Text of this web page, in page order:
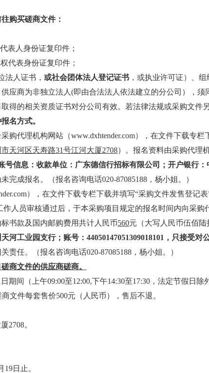
购买磋商文件：
表人身份证复印件；
代表身份证复印件；
法人证书， 或社会团体法人登记证书 ，或执业许可证）、
应商为非独立法人 (即由合法法人依法建立的分公司），
得的相关资质证书对分公司有效。若法律法规或采购文件
名方式。
购代理机构网站（www.dxhtender.com），在文件下载专栏
市天河区天寿路31号江河大厦2708）。报名资料由采购代理
号信息： 收款单位：广东德信行招标有限公司； 开户银行：
未完成报名。（报名咨询电话020-87085188，杨小姐。）
），在文件下载专栏下载并填写“采购文件发售登记
作人员审核通过后，于本采购项目规定的报名时间内向采
书款及国内邮购费用共计人民币560元（大写人民币伍佰陆
河工业园支行；账号： 44050147051309018101 ，只接受对
任。（报名咨询电话020-87085188，杨小姐。）
商文件的供应商磋商。
期间
（上午09:00至12:00,下午14:30至17:30，法定节假日除
文件每套售价500元 （人民币），售后不退。
2708。
19日止。